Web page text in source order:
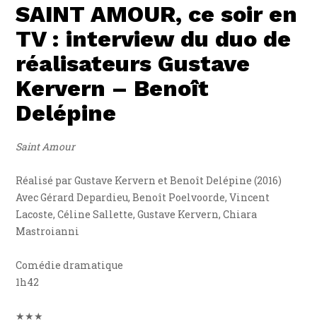
SAINT AMOUR, ce soir en
TV : interview du duo de
réalisateurs Gustave
Kervern – Benoît
Delépine
Saint Amour
Réalisé par Gustave Kervern et Benoît Delépine (2016)
Avec Gérard Depardieu, Benoît Poelvoorde, Vincent
Lacoste, Céline Sallette, Gustave Kervern, Chiara
Mastroianni
Comédie dramatique
1h42
★★★